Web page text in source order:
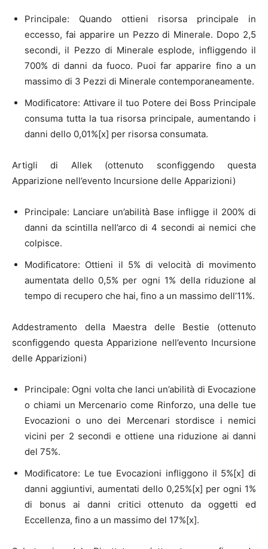
Principale: Quando ottieni risorsa principale in
eccesso, fai apparire un Pezzo di Minerale. Dopo 2,5
secondi, il Pezzo di Minerale esplode, infliggendo il
700% di danni da fuoco. Puoi far apparire fino a un
massimo di 3 Pezzi di Minerale contemporaneamente.
Modificatore: Attivare il tuo Potere dei Boss Principale
consuma tutta la tua risorsa principale, aumentando i
danni dello 0,01%[x] per risorsa consumata.
Artigli di Allek (ottenuto sconfiggendo questa
Apparizione nell’evento Incursione delle Apparizioni)
Principale: Lanciare un’abilità Base infligge il 200% di
danni da scintilla nell’arco di 4 secondi ai nemici che
colpisce.
Modificatore: Ottieni il 5% di velocità di movimento
aumentata dello 0,5% per ogni 1% della riduzione al
tempo di recupero che hai, fino a un massimo dell’11%.
Addestramento della Maestra delle Bestie (ottenuto
sconfiggendo questa Apparizione nell’evento Incursione
delle Apparizioni)
Principale: Ogni volta che lanci un’abilità di Evocazione
o chiami un Mercenario come Rinforzo, una delle tue
Evocazioni o uno dei Mercenari stordisce i nemici
vicini per 2 secondi e ottiene una riduzione ai danni
del 75%.
Modificatore: Le tue Evocazioni infliggono il 5%[x] di
danni aggiuntivi, aumentati dello 0,25%[x] per ogni 1%
di bonus ai danni critici ottenuto da oggetti ed
Eccellenza, fino a un massimo del 17%[x].